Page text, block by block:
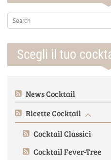
Scegli il tuo
News Cocktail
Ricette Cocktail
Cocktail Classici
Cocktail Fever-Tree